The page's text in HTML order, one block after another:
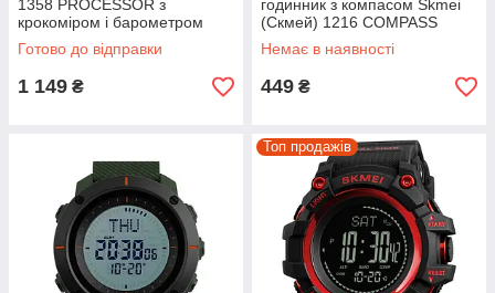
1358 PROCESSOR з
крокоміром і барометром
Готово до відправки
1 149 ₴
годинник з компасом Skmei
(Скмей) 1216 COMPASS
Black
Немає в наявності
449 ₴
Топ продажів